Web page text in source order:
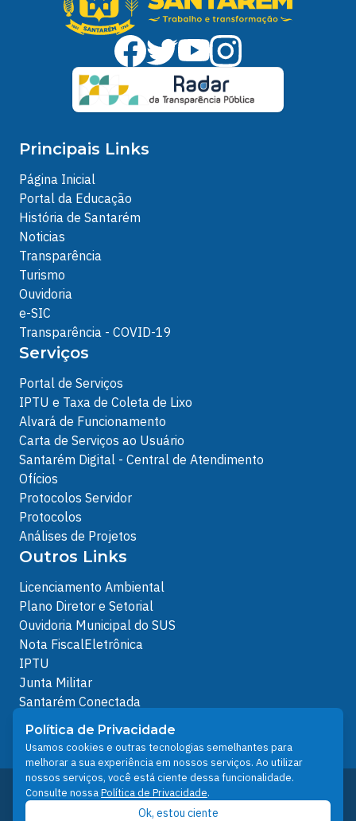
Principais Links
Página Inicial
Portal da Educação
História de Santarém
Noticias
Transparência
Turismo
Ouvidoria
e-SIC
Transparência - COVID-19
Serviços
Portal de Serviços
IPTU e Taxa de Coleta de Lixo
Alvará de Funcionamento
Carta de Serviços ao Usuário
Santarém Digital - Central de Atendimento
Ofícios
Protocolos Servidor
Protocolos
Análises de Projetos
Outros Links
Licenciamento Ambiental
Plano Diretor e Setorial
Ouvidoria Municipal do SUS
Nota FiscalEletrônica
IPTU
Junta Militar
Santarém Conectada
Política de Privacidade
People illustrations by Storyset
Desenvolvido pelo Núcleo Técnico de Gestão de
Tecnologia da Informação - NTI
Política de Privacidade
Usamos cookies e outras tecnologias semelhantes para
melhorar a sua experiência em nossos serviços. Ao utilizar
nossos serviços, você está ciente dessa funcionalidade.
Consulte nossaPolítica de Privacidade.
Ok, estou ciente